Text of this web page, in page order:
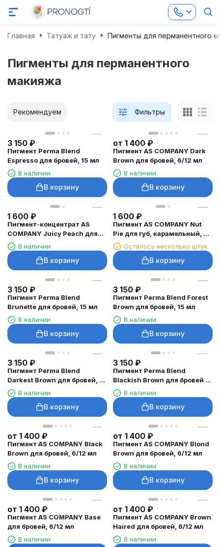
Главная Татуаж и тату Пигменты для перманентного
Пигменты для перманентного
макияжа
Рекомендуем Фильтры
3 150 ₽
Пигмент Perma Blend
Espresso для бровей, 15 мл
В наличии
В корзину
от 1 400 ₽
Пигмент AS COMPANY Dark
Brown для бровей, 6/12 мл
В наличии
В корзину
1 600 ₽
Пигмент-концентрат AS
COMPANY Juicy Peach для
губ, 6 мл
В наличии
В корзину
1 600 ₽
Пигмент AS COMPANY Nut
Pie для губ, карамельный, 6
мл Осталось несколько штук
В корзину
3 150 ₽
Пигмент Perma Blend
Brunette для бровей, 15 мл
В наличии
В корзину
3 150 ₽
Пигмент Perma Blend Forest
Brown для бровей, 15 мл
В наличии
В корзину
3 150 ₽
Пигмент Perma Blend
Darkest Brown для бровей, 15
мл В наличии
В корзину
3 150 ₽
Пигмент Perma Blend
Blackish Brown для бровей и
век, 15 мл
В наличии
В корзину
от 1 400 ₽
Пигмент AS COMPANY Black
Brown для бровей, 6/12 мл
В наличии
В корзину
от 1 400 ₽
Пигмент AS COMPANY Blond
Brown для бровей, 6/12 мл
В наличии
В корзину
от 1 400 ₽
Пигмент AS COMPANY Base
для бровей, 6/12 мл
В наличии
от 1 400 ₽
Пигмент AS COMPANY Brown
Haired для бровей, 6/12 мл
В наличии